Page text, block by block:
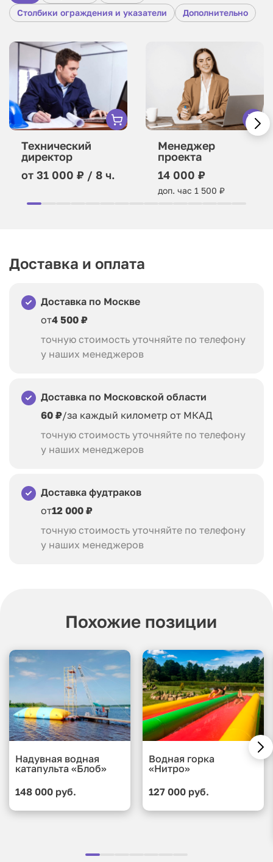
Столбики ограждения и указатели
Дополнительно
Технический
директор
от 31 000 ₽ / 8 ч.
Менеджер
проекта
14 000 ₽
доп. час 1 500 ₽
Доставка и оплата
Доставка по Москве
от4 500 ₽
точную стоимость уточняйте по телефону
у наших менеджеров
Доставка по Московской области
60 ₽/за каждый километр от МКАД
точную стоимость уточняйте по телефону
у наших менеджеров
Доставка фудтраков
от12 000 ₽
точную стоимость уточняйте по телефону
у наших менеджеров
Похожие позиции
Надувная водная
катапульта «Блоб»
148 000 руб.
Водная горка
«Нитро»
127 000 руб.